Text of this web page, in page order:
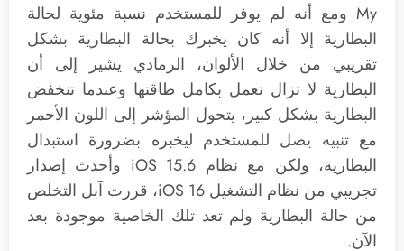
My‌ ومع أنه لم يوفر للمستخدم نسبة مئوية لحالة
البطارية إلا أنه كان يخبرك بحالة البطارية بشكل
تقريبي من خلال الألوان، الرمادي يشير إلى أن
البطارية لا تزال تعمل بكامل طاقتها وعندما تنخفض
البطارية بشكل كبير، يتحول المؤشر إلى اللون الأحمر
مع تنبيه يصل للمستخدم ليخبره بضرورة استبدال
البطارية، ولكن مع نظام iOS 15.6 وأحدث إصدار
تجريبي من نظام التشغيل iOS 16، قررت آبل التخلص
من حالة البطارية ولم تعد تلك الخاصية موجودة بعد
الآن.